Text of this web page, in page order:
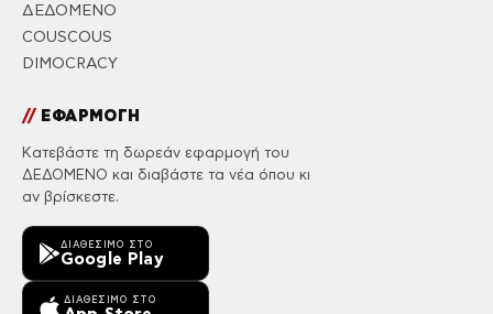
ΔΕΔΟΜΕΝΟ
COUSCOUS
DIMOCRACY
//ΕΦΑΡΜΟΓΗ
Κατεβάστε τη δωρεάν εφαρμογή του
ΔΕΔΟΜΕΝΟ και διαβάστε τα νέα όπου κι
αν βρίσκεστε.
ΔΙΑΘΈΣΙΜΟ ΣΤΟ
Google Play
ΔΙΑΘΈΣΙΜΟ ΣΤΟ